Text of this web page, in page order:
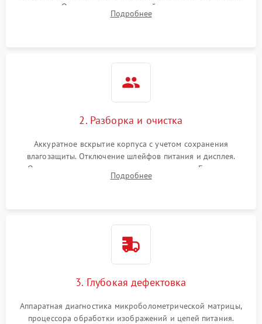
зарядки. Оценка вывода тепловой сигнатуры на экран,
проверка базовых функций и считывание системных
Подробнее
2. Разборка и очистка
Аккуратное вскрытие корпуса с учетом сохранения
влагозащиты. Отключение шлейфов питания и дисплея.
Очистка внутренних плат от окислов и пыли. Бережная
обработка германиевого объектива специализированными
Подробнее
3. Глубокая дефектовка
Аппаратная диагностика микроболометрической матрицы,
процессора обработки изображений и цепей питания.